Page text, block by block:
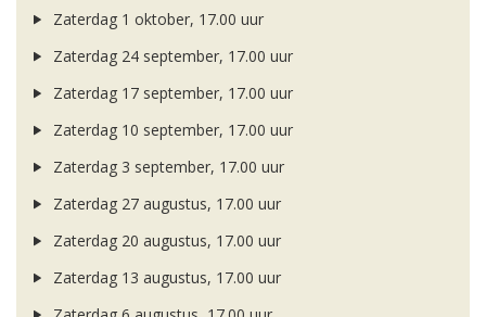
Zaterdag 1 oktober, 17.00 uur
Zaterdag 24 september, 17.00 uur
Zaterdag 17 september, 17.00 uur
Zaterdag 10 september, 17.00 uur
Zaterdag 3 september, 17.00 uur
Zaterdag 27 augustus, 17.00 uur
Zaterdag 20 augustus, 17.00 uur
Zaterdag 13 augustus, 17.00 uur